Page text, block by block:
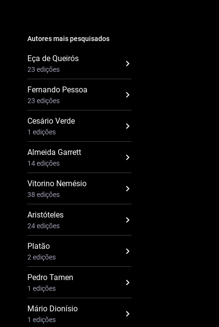
Autores mais pesquisados
Eça de Queirós
23 edições
Fernando Pessoa
23 edições
Cesário Verde
1 edições
Almeida Garrett
14 edições
Vitorino Nemésio
38 edições
Aristóteles
24 edições
Platão
2 edições
Pedro Tamen
1 edições
Mário Dionísio
1 edições